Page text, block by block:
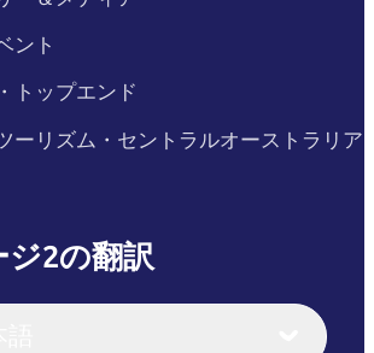
ント
トップエンド
ーリズム・セントラルオーストラリア
ジ2の翻訳